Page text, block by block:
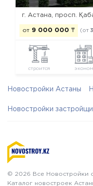
г. Астана, просп.
от 9 000 000 ₸ (от
строится эконом
Новостройки Астаны
Новостройки
© 2026 Все Новостройки
Каталог новостроек